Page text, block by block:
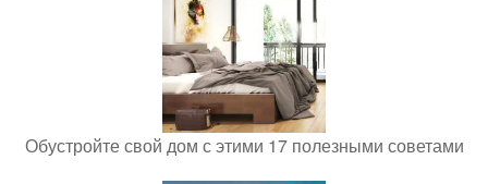
Обустройте свой дом с этими 17 полезными советами